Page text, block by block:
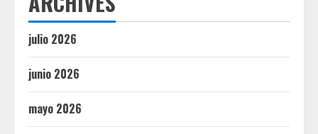
julio 2026
junio 2026
mayo 2026